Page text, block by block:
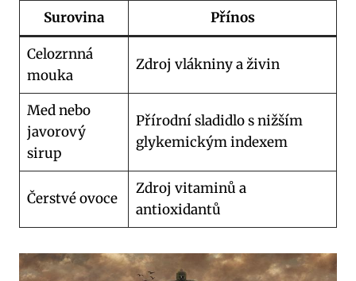
Surovina Přínos
Celozrnná
mouka
Zdroj vlákniny a živin
Med nebo
javorový
sirup
Přírodní sladidlo s nižším
glykemickým indexem
Čerstvé ovoce
Zdroj vitaminů a
antioxidantů